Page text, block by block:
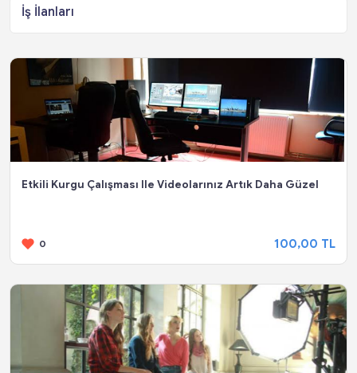
İş İlanları
Etkili Kurgu Çalışması Ile Videolarınız Artık Daha Güzel
0 100,00 TL